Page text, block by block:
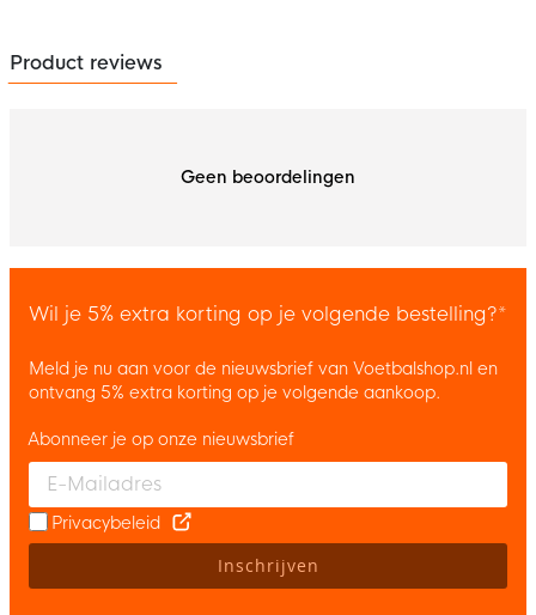
Product reviews
Geen beoordelingen
Wil je 5% extra korting op je volgende bestelling?*
Meld je nu aan voor de nieuwsbrief van Voetbalshop.nl en
ontvang 5% extra korting op je volgende aankoop.
Enter your email and accept the privacy policy to subscribe to
Abonneer je op onze nieuwsbrief
Privacybeleid
Inschrijven